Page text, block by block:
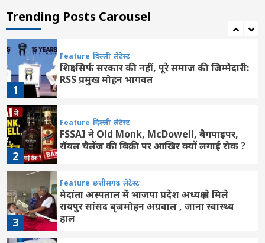
Trending Posts Carousel
7
शक्ति केंद्रों में बैठक की हुई चर्चा
1
Feature दिल्ली लेटेस्ट
शिक्षा सिर्फ सरकार की नहीं, पूरे समाज की जिम्मेदारी:
RSS प्रमुख मोहन भागवत
2
Feature दिल्ली लेटेस्ट
FSSAI ने Old Monk, McDowell, बैगपाइपर,
रॉयल चैलेंज की बिक्री पर आखिर क्यों लगाई रोक ?
3
Feature छत्तीसगढ़ लेटेस्ट
मेदांता अस्पताल में भाजपा प्रदेश अध्यक्ष से मिले
रायपुर सांसद बृजमोहन अग्रवाल , जाना स्वास्थ्य
हाल